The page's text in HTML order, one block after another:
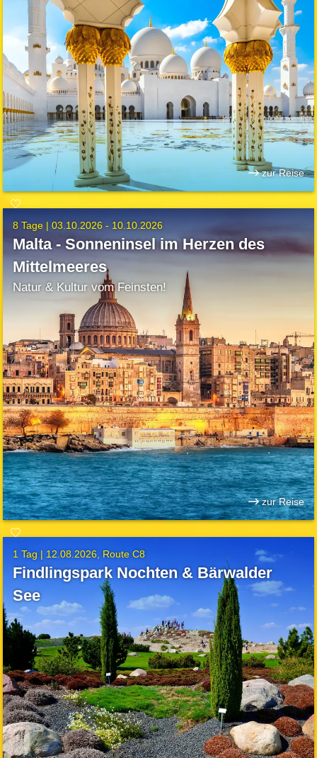
zur Reise
8 Tage |03.10.2026 - 10.10.2026
Malta - Sonneninsel im Herzen des
Mittelmeeres
Natur & Kultur vom Feinsten!
zur Reise
1 Tag | 12.08.2026 Route C8
Findlingspark Nochten & Bärwalder
See